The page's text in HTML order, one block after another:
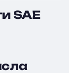
SAE